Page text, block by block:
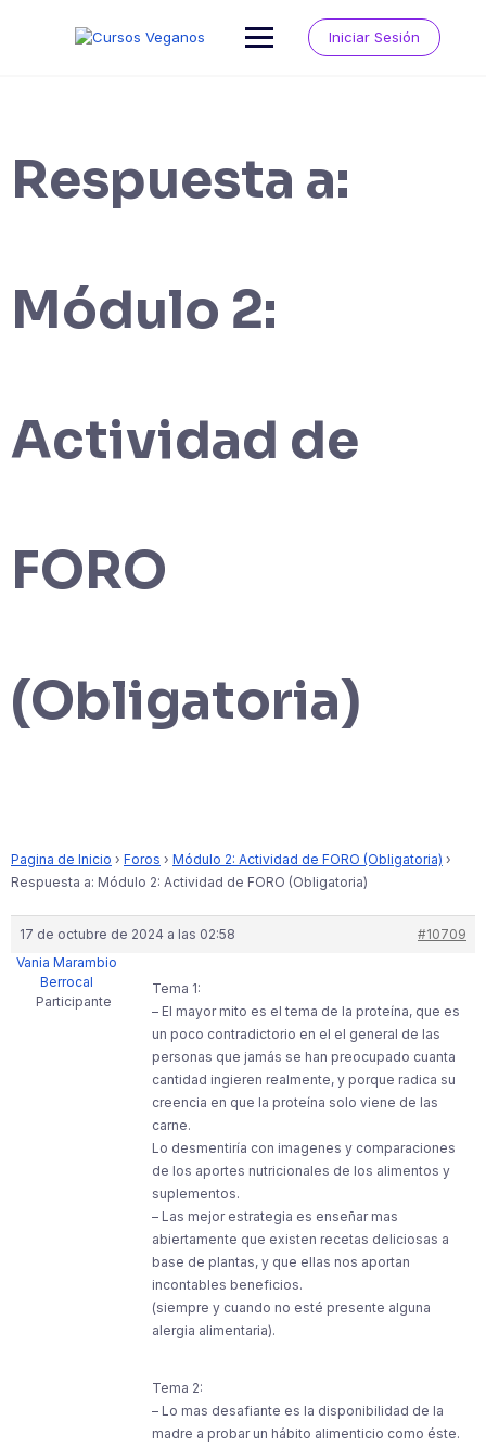
Iniciar Sesión
Respuesta a:
Módulo 2:
Actividad de
FORO
(Obligatoria)
Pagina de Inicio › Foros › Módulo 2: Actividad de FORO (Obligatoria) ›
Respuesta a: Módulo 2: Actividad de FORO (Obligatoria)
17 de octubre de 2024 a las 02:58
#10709
Vania Marambio
Berrocal
Participante
Tema 1:
– El mayor mito es el tema de la proteína, que es
un poco contradictorio en el el general de las
personas que jamás se han preocupado cuanta
cantidad ingieren realmente, y porque radica su
creencia en que la proteína solo viene de las
carne.
Lo desmentiría con imagenes y comparaciones
de los aportes nutricionales de los alimentos y
suplementos.
– Las mejor estrategia es enseñar mas
abiertamente que existen recetas deliciosas a
base de plantas, y que ellas nos aportan
incontables beneficios.
(siempre y cuando no esté presente alguna
alergia alimentaria).
Tema 2:
– Lo mas desafiante es la disponibilidad de la
madre a probar un hábito alimenticio como éste.